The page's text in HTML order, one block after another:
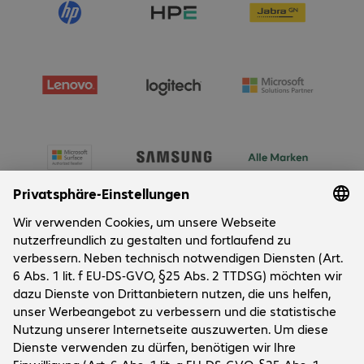
sodass Sie die Videoquelle während der Aufnahme auf Ihrem
Computer auf einem separaten HDMI-Display wiedergeben
Über Bechtle